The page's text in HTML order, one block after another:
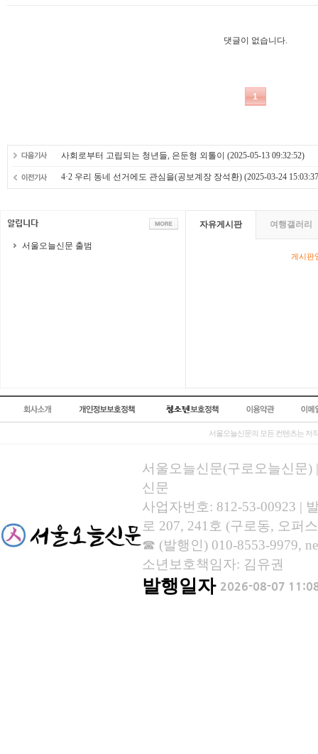
사회로부터 고립되는 청년들, 은둔형 외톨이 (2025-05-13 09:32:52)
4·2 우리 동네 선거에도 관심을(공보계장 장석환) (2025-03-24
서울오늘신문 출범
자유게시판 여행갤러리
게시판
서울오늘신문의 모든 컨텐츠는 저
서울오늘신문(구로오늘신문)
신문
사업자번호: 812-53-00923 |
로 207, 241호 (구로동, 오퍼
☎ (발행인) 010-8553-9979,
소년보호책임자: 김유권
발행일자